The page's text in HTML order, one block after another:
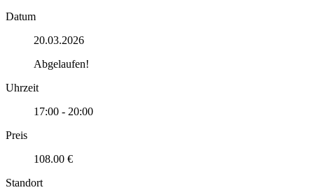
Datum
20.03.2026
Abgelaufen!
Uhrzeit
17:00 - 20:00
Preis
108.00 €
Standort